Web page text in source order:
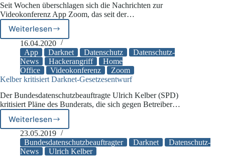
Konkretisierung
des
Schadens
Seit Wochen überschlagen sich die Nachrichten zur
Videokonferenz App Zoom, das seit der…
WeiterlesenVideodienst
Zoom
weiter
in
der
Kritik
16.04.2020
App
Darknet Datenschutz
Datenschutz-
News
Hackerangriff
Home
Office
Videokonferenz
Zoom
Kelber kritisiert Darknet-Gesetzesentwurf
Der Bundesdatenschutzbeauftragte Ulrich Kelber (SPD)
kritisiert Pläne des Bunderats, die sich gegen Betreiber…
Weiterlesen
Kelber
kritisiert
Darknet-
Gesetzesentwurf
23.05.2019
Bundesdatenschutzbeauftragter
Darknet
Datenschutz-
News
Ulrich Kelber